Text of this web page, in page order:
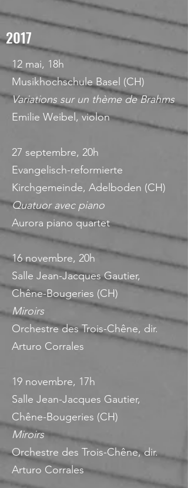
2017
12 mai, 18h
Musikhochschule Basel (CH)
Variations sur un thème de Brahms
Emilie Weibel, violon
27 septembre, 20h
Evangelisch-reformierte
Kirchgemeinde, Adelboden (CH)
Quatuor avec piano
Aurora piano quartet
16 novembre, 20h
Salle Jean-Jacques Gautier,
Chêne-Bougeries (CH)
Miroirs
Orchestre des Trois-Chêne, dir.
Arturo Corrales
19 novembre, 17h
Salle Jean-Jacques Gautier,
Chêne-Bougeries (CH)
Miroirs
Orchestre des Trois-Chêne, dir.
Arturo Corrales